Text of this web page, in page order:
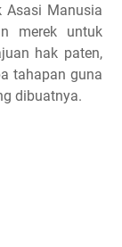
Asasi Manusia
merek untuk
hak paten,
tahapan guna
dibuatnya.